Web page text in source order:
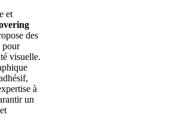
et
des
pour
visuelle.
à
un